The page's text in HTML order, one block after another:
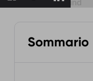
Sommario